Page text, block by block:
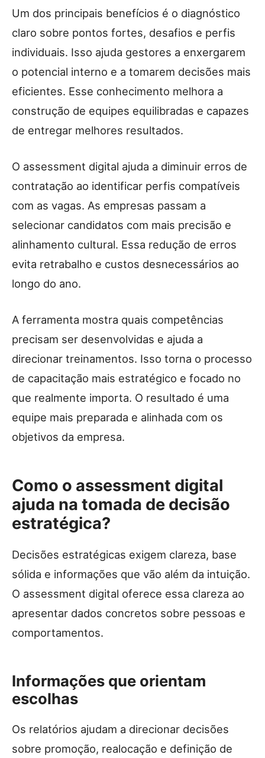
Um dos principais benefícios é o diagnóstico
claro sobre pontos fortes, desafios e perfis
individuais. Isso ajuda gestores a enxergarem
o potencial interno e a tomarem decisões mais
eficientes. Esse conhecimento melhora a
construção de equipes equilibradas e capazes
de entregar melhores resultados.
O assessment digital ajuda a diminuir erros de
contratação ao identificar perfis compatíveis
com as vagas. As empresas passam a
selecionar candidatos com mais precisão e
alinhamento cultural. Essa redução de erros
evita retrabalho e custos desnecessários ao
longo do ano.
A ferramenta mostra quais competências
precisam ser desenvolvidas e ajuda a
direcionar treinamentos. Isso torna o processo
de capacitação mais estratégico e focado no
que realmente importa. O resultado é uma
equipe mais preparada e alinhada com os
objetivos da empresa.
Como o assessment digital
ajuda na tomada de decisão
estratégica?
Decisões estratégicas exigem clareza, base
sólida e informações que vão além da intuição.
O assessment digital oferece essa clareza ao
apresentar dados concretos sobre pessoas e
comportamentos.
Informações que orientam
escolhas
Os relatórios ajudam a direcionar decisões
sobre promoção, realocação e definição de